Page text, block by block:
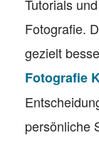
Tutorials
Fotografie.
gezielt
Fotografie
persönliche